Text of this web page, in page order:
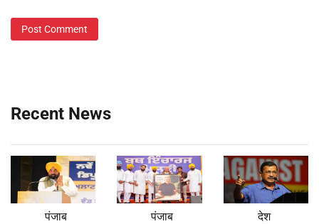
Recent News
पंजाब पंजाब देश